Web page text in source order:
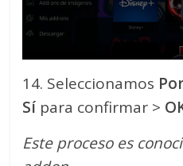
14. Seleccionamos
Sí para confirmar >
Este proceso es